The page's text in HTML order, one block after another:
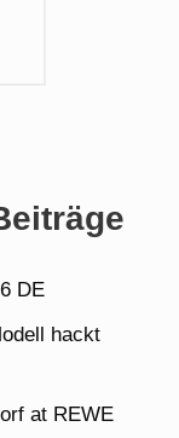
DE
hackt
at REWE